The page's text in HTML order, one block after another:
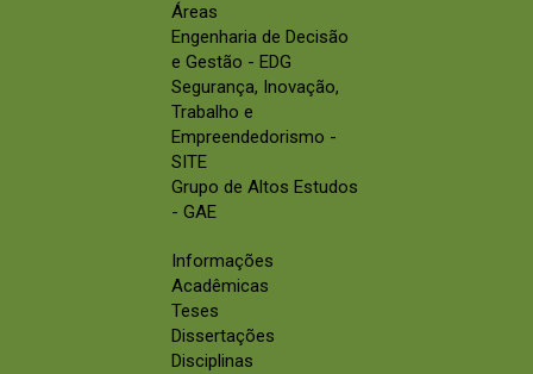
Áreas
Engenharia de Decisão
e Gestão - EDG
Segurança, Inovação,
Trabalho e
Empreendedorismo -
SITE
Grupo de Altos Estudos
- GAE
Informações
Acadêmicas
Teses
Dissertações
Disciplinas